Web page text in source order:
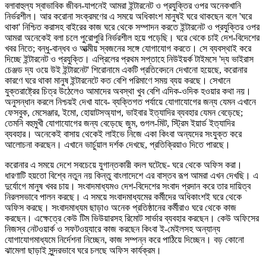
বলাবাহুল্য স্বাভাবিক জীবন-যাপনেই আমরা ইন্টারনেট ও প্রযুক্তির ওপর অনেকখানি
নির্ভরশীল। আর করোনা সংক্রমণের এ সময়ে অধিকাংশ মানুষই ঘরে থাকছেন বলে 'ঘরে
থাকা' নিশ্চিত করাসহ বাইরের কাজ ঘরে থেকে সম্পাদন করতে ইন্টারনেট ও প্রযুক্তির ওপর
আমরা অনেকেই বলা চলে পুরোপুরি নির্ভরশীল হয়ে পড়েছি। ঘরে থেকে চাই দেশ-বিদেশের
খবর নিতে; বন্ধু-বান্ধব ও আত্মীয় স্বজনের সঙ্গে যোগাযোগ করতে। সে ব্যবস্থাই করে
দিচ্ছে ইন্টারনেট ও প্রযুক্তি। এপ্রিলের প্রথম সপ্তাহে নিউইয়র্ক টাইমসে 'দ্য ভাইরাস
চেঞ্জড দ্য ওয়ে উই ইন্টারনেট' শিরোনামে একটি প্রতিবেদনে দেখানো হয়েছে, করোনার
কারণে ঘরে থাকা মানুষ ইন্টারনেটে কত বেশি পরিমাণে সময় ব্যয় করছে। সেখানে
যুক্তরাষ্ট্রের চিত্র উঠেলেও আমাদের অবস্থা খুব বেশি এদিক-ওদিক হওয়ার কথা নয়।
অনুসন্ধান করলে নিশ্চয়ই দেখা যাবে- ব্যক্তিগত পর্যায়ে যোগাযোগের জন্য যেমন এখানে
ফেসবুক, মেসেঞ্জার, ইমো, হোয়াটসঅ্যাপ, ভাইবার ইত্যাদির ব্যবহার যেমন বেড়েছে;
তেমনি বহুমুখী যোগাযোগের জন্য বেড়েছে জুম, গুগল-মিট, স্ট্রিম ইয়ার্ড ইত্যাদির
ব্যবহার। অনেকেই বাসায় থেকেই লাইভে নিজে একা কিংবা অন্যদের সংযুক্ত করে
আলোচনা করছেন। এখানে ভার্চুয়াল দর্শক দেখছে, প্রতিক্রিয়াও দিতে পারছে।
করোনার এ সময়ে দেশে সবচেয়ে যুগান্তকারী বদল ঘটেছে- ঘরে থেকে অফিস করা।
ধারণাটি হয়তো বিশ্বে নতুন নয় কিন্তু বাংলাদেশে এর বাস্তব রূপ আমরা এখন দেখছি। এ
দুর্যোগে মানুষ খবর চায়। সংবাদমাধ্যমও দেশ-বিদেশের সংবাদ প্রদান করে তার দায়িত্ব
নিরলসভাবে পালন করছে। এ সময়ে সংবাদমাধ্যমের কর্মীদের অধিকাংশই ঘরে থেকে
অফিস করছে। সংবাদমাধ্যম ছাড়াও অনেক প্রতিষ্ঠানের কর্মীরাও ঘরে থেকে কাজ
করছেন। এক্ষেত্রে কেউ টিম ভিউয়ারসহ রিমোট সার্ভার ব্যবহার করছেন। কেউ অফিসের
নিজস্ব নেটওয়ার্ক ও সফটওয়্যারে কাজ করছেন কিংবা ই-মেইলসহ অন্যান্য
যোগাযোগমাধ্যমে নির্দেশনা নিচ্ছেন, কাজ সম্পন্ন করে পাঠিয়ে দিচ্ছেন। বড় কোনো
ঝামেলা ছাড়াই সুন্দরভাবে ঘরে চলছে অফিস কার্যক্রম।